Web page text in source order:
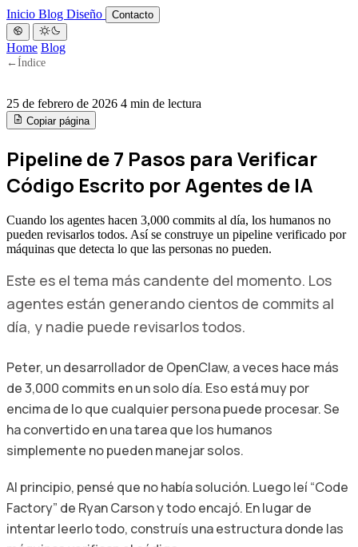
Inicio Blog Diseño Contacto
Home Blog
← Índice
25 de febrero de 2026 4 min de lectura
Copiar página
Pipeline de 7 Pasos para Verificar
Código Escrito por Agentes de IA
Cuando los agentes hacen 3,000 commits al día, los humanos no
pueden revisarlos todos. Así se construye un pipeline verificado por
máquinas que detecta lo que las personas no pueden.
Este es el tema más candente del momento. Los
agentes están generando cientos de commits al
día, y nadie puede revisarlos todos.
Peter, un desarrollador de OpenClaw, a veces hace más
de 3,000 commits en un solo día. Eso está muy por
encima de lo que cualquier persona puede procesar. Se
ha convertido en una tarea que los humanos
simplemente no pueden manejar solos.
Al principio, pensé que no había solución. Luego leí “Code
Factory” de Ryan Carson y todo encajó. En lugar de
intentar leerlo todo, construís una estructura donde las